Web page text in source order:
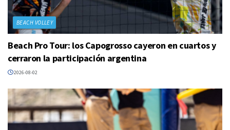
BEACH VOLLEY
Beach Pro Tour: los Capogrosso cayeron en cuartos y
cerraron la participación argentina
2026-08-02